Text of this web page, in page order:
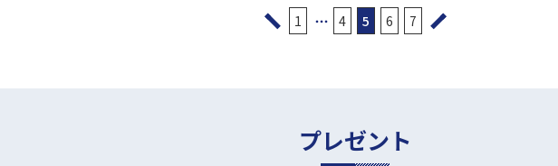
1 ・・・ 4 5 6 7
プレゼント